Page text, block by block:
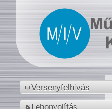
Versenyfelhívás
Lebonyolítás